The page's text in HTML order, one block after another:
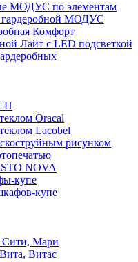
МОДУС по элементам
МОДУС
Комфорт
Лайт с LED подсветкой
Oracal
Lacobel
рисунком
NOVA
купе
купе
Сити, Мари
Витас